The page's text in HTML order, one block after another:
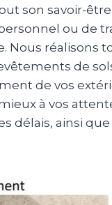
son savoir-
ou de
réalisons
de
de vos
à vos
délais, ainsi